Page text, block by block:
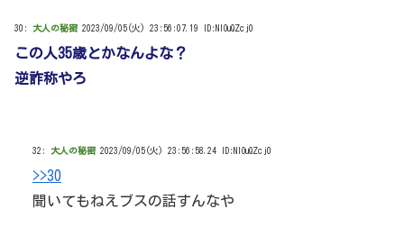
30: 大人の秘密 2023/09/05(火) 23:56:07.19 ID:NlOuQZcj0
この人35歳とかなんよな？
逆詐称やろ
32: 大人の秘密 2023/09/05(火) 23:56:58.24 ID:NlOuQZcj0
>>30
聞いてもねえブスの話すんなや